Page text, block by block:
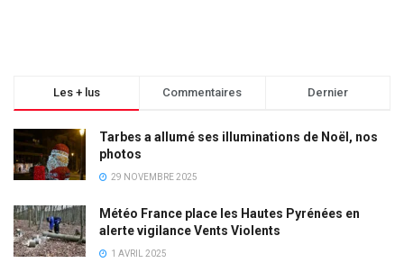
Les + lus Commentaires Dernier
Tarbes a allumé ses illuminations de Noël, nos
photos
29 NOVEMBRE 2025
Météo France place les Hautes Pyrénées en
alerte vigilance Vents Violents
1 AVRIL 2025